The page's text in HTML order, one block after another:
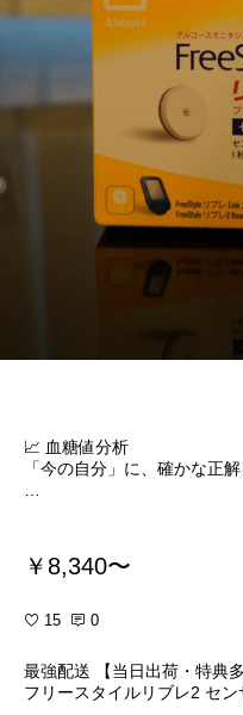
📈 血糖値分析
「今の自分」に、確かな正解
14日間の血糖値データから
【費用】
・一般様：3,000円
※測定には「フリースタイル
高度管理医療機器に該当す
いいたします。
￥8,340〜
15 0
最強配送 【当日出荷・特典
フリースタイルリブレ2 セ